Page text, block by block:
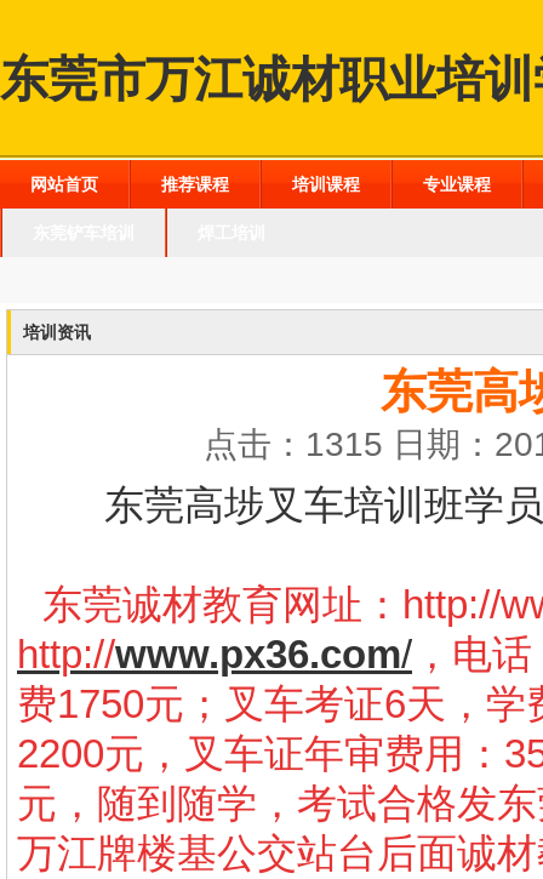
东莞市万江诚材职业培
网站首页 推荐课程 培训课程 专业课程
培训资讯
东莞高
点击：1315 日期：
东莞高埗叉车培训班学
东莞诚材教育网址： http://
http://www.px36.com/ ，电
费1750元；叉车考证6天，
2200元，叉车证年审费用：
元，随到随学，考试合格发
万江牌楼基公交站台后面诚